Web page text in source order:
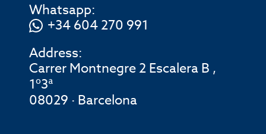
Whatsapp:
+34 604 270 991
Address:
Carrer Montnegre 2 Escalera B ,
1º3ª
08029 · Barcelona